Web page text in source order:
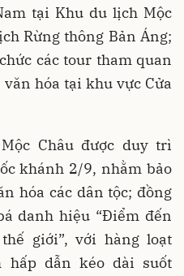
tại Khu du lịch Mộc
Rừng thông Bản Áng;
các tour tham quan
hóa tại khu vực Cửa
Châu được duy trì
khánh 2/9, nhằm bảo
hóa các dân tộc; đồng
danh hiệu “Điểm đến
giới”, với hàng loạt
hấp dẫn kéo dài suốt